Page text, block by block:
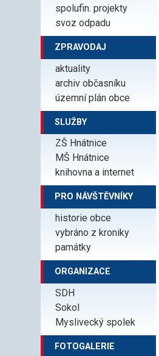
spolufin. projekty
svoz odpadu
ZPRAVODAJ
aktuality
archiv občasníku
územní plán obce
SLUŽBY
ZŠ Hnátnice
MŠ Hnátnice
knihovna a internet
PRO NÁVŠTĚVNÍKY
historie obce
vybráno z kroniky
památky
ORGANIZACE
SDH
Sokol
Myslivecký spolek
FOTOGALERIE